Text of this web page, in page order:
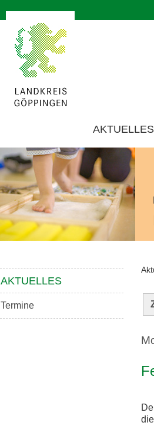
AKTUELLES
AKTUELLES
Termine